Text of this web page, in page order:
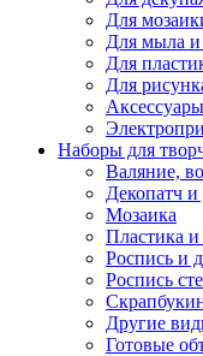
Для
Для мыла и
Для
Для
Аксессуары
Наборы для
Валяние,
Декопатч
Мозаика
Пластика
Роспись и
Роспись
Другие
Готовые